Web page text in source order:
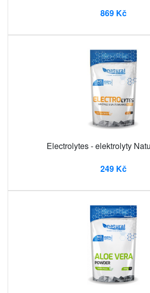
869 Kč
Electrolytes - elektrolyty
249 Kč